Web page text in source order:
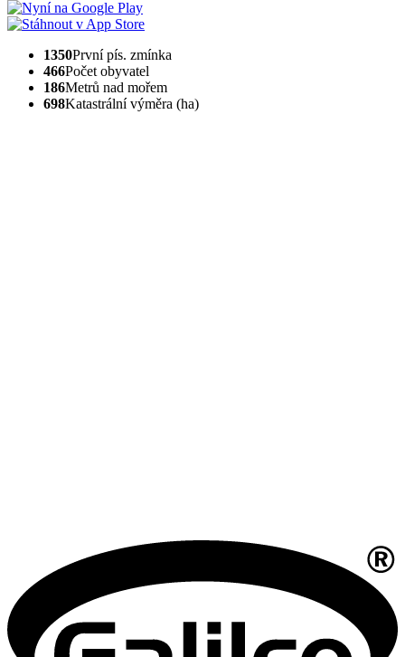
1350První pís. zmínka
466Počet obyvatel
186Metrů nad mořem
698Katastrální výměra (ha)